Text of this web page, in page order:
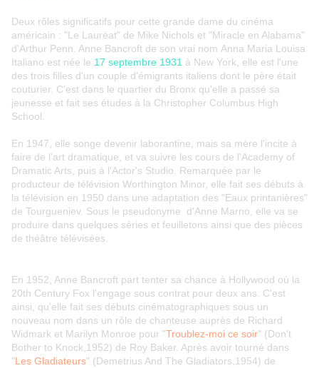
Deux rôles significatifs pour cette grande dame du cinéma
américain : "Le Lauréat" de Mike Nichols et "Miracle en Alabama"
d'Arthur Penn. Anne Bancroft de son vrai nom Anna Maria Louisa
Italiano est née le 17 septembre 1931 à New York, elle est l'une
des trois filles d'un couple d'émigrants italiens dont le père était
couturier. C'est dans le quartier du Bronx qu'elle a passé sa
jeunesse et fait ses études à la Christopher Columbus High
School.
En 1947, elle songe devenir laborantine, mais sa mère l'incite à
faire de l'art dramatique, et va suivre les cours de l'Academy of
Dramatic Arts, puis à l'Actor's Studio. Remarquée par le
producteur de télévision Worthington Minor, elle fait ses débuts à
la télévision en 1950 dans une adaptation des "Eaux printanières"
de Tourgueniev. Sous le pseudonyme d'Anne Marno, elle va se
produire dans quelques séries et feuilletons ainsi que des pièces
de théâtre télévisées.
En 1952, Anne Bancroft part tenter sa chance à Hollywood où la
20th Century Fox l'engage sous contrat pour deux ans. C'est
ainsi, qu'elle fait ses débuts cinématographiques sous un
nouveau nom dans un rôle de chanteuse auprès de Richard
Widmark et Marilyn Monroe pour "Troublez-moi ce soir" (Don't
Bother to Knock,1952) de Roy Baker. Après avoir tourné dans
"Les Gladiateurs" (Demetrius And The Gladiators,1954) de